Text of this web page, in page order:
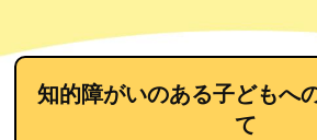
知的障がいのある子どもへ
て